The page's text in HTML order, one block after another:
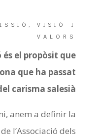
VISIÓ I
VALORS
el propòsit que
que ha passat
carisma salesià
anem a definir la
l’Associació dels